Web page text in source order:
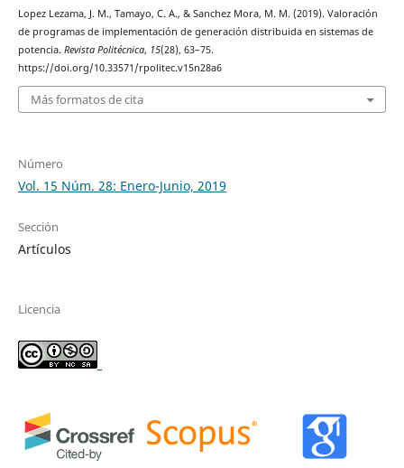
Lopez Lezama, J. M., Tamayo, C. A., & Sanchez Mora, M. M. (2019). Valoración
de programas de implementación de generación distribuida en sistemas de
potencia. Revista Politécnica, 15(28), 63–75.
https://doi.org/10.33571/rpolitec.v15n28a6
Más formatos de cita
Número
Vol. 15 Núm. 28: Enero-Junio, 2019
Sección
Artículos
Licencia
_